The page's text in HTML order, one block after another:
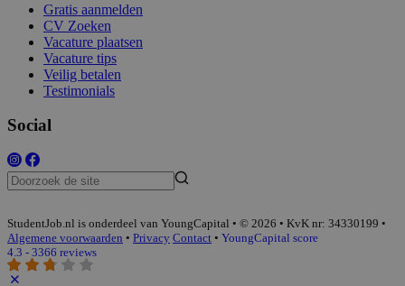
Gratis aanmelden
CV Zoeken
Vacature plaatsen
Vacature tips
Veilig betalen
Testimonials
Social
StudentJob.nl is onderdeel van YoungCapital • © 2026 • KvK nr: 34330199 •
Algemene voorwaarden • Privacy Contact • YoungCapital score
4.3 - 3366 reviews